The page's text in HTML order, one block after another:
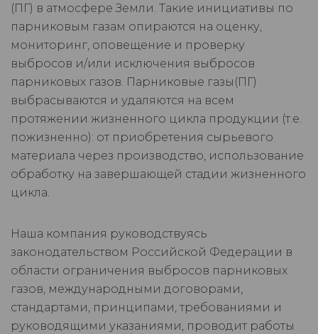
(ПГ) в атмосфере Земли. Такие инициативы по
парниковым газам опираются на оценку,
мониторинг, оповещение и проверку
выбросов и/или исключения выбросов
парниковых газов. Парниковые газы(ПГ)
выбрасываются и удаляются на всем
протяжении жизненного цикла продукции (т.е.
пожизненно): от приобретения сырьевого
материала через производство, использование
обработку на завершающей стадии жизненного
цикла.
Наша компания руководствуясь
законодательством Российской Федерации в
области ограничения выбросов парниковых
газов, международными договорами,
стандартами, принципами, требованиями и
руководящими указаниями, проводит работы